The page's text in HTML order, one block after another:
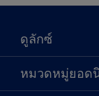
ดูลักซ์
เกี่ยวกับดูลักซ์
ติดต่อเรา
หมวดหมู่ยอด